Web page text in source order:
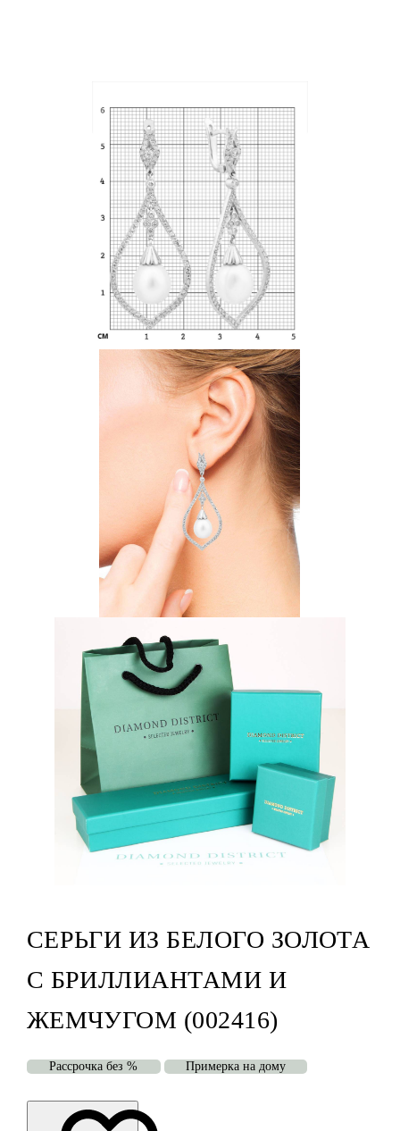
СЕРЬГИ ИЗ БЕЛОГО ЗОЛОТА
С БРИЛЛИАНТАМИ И
ЖЕМЧУГОМ (002416)
Рассрочка без % Примерка на дому